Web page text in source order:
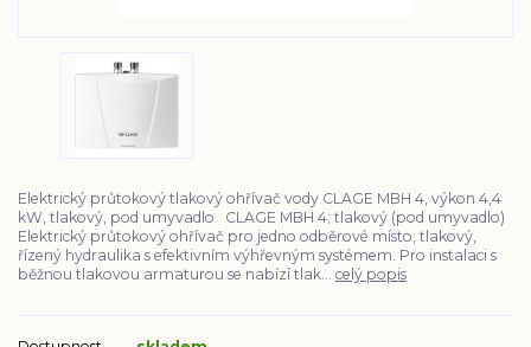
Elektrický průtokový tlakový ohřívač vody CLAGE MBH 4, výkon 4,4
kW, tlakový, pod umyvadlo CLAGE MBH 4; tlakový (pod umyvadlo)
Elektrický průtokový ohřívač pro jedno odběrové místo, tlakový,
řízený hydraulika s efektivním výhřevným systémem. Pro instalaci s
běžnou tlakovou armaturou se nabízí tlak... celý popis